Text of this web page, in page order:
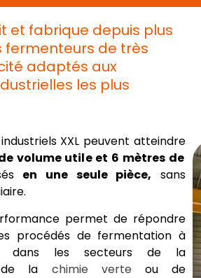
et fabrique depuis plus
fermenteurs de très
adaptés aux
les plus
XXL peuvent atteindre
volume utile et 6 mètres de
en une seule pièce, sans
permet de répondre
procédés de fermentation à
dans les secteurs de la
la chimie verte ou de